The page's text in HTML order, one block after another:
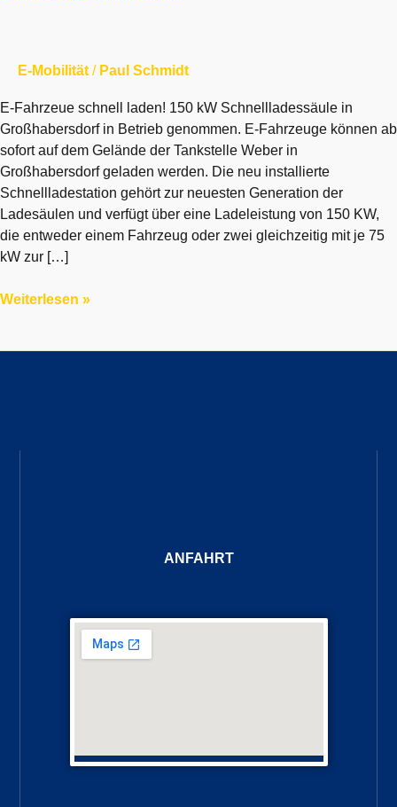
E-Mobilität / Paul Schmidt
E-Fahrzeue schnell laden! 150 kW Schnellladessäule in
Großhabersdorf in Betrieb genommen. E-Fahrzeuge können ab
sofort auf dem Gelände der Tankstelle Weber in
Großhabersdorf geladen werden. Die neu installierte
Schnellladestation gehört zur neuesten Generation der
Ladesäulen und verfügt über eine Ladeleistung von 150 KW,
die entweder einem Fahrzeug oder zwei gleichzeitig mit je 75
kW zur […]
Weiterlesen »
ANFAHRT